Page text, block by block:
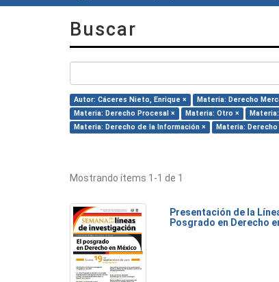
Buscar
Autor: Cáceres Nieto, Enrique × Materia: Derecho
Materia: Derecho Procesal ×
Materia: Otro ×
Materia: Derecho de la Información ×
Materia: Derecho
Mostrando ítems 1-1 de 1
Presentación de la
Posgrado en Derecho